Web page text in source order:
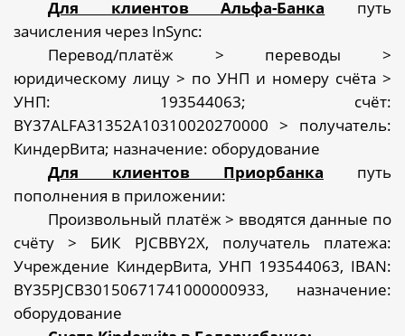
Для клиентов Альфа-Банка путь
зачисления через InSync:
Перевод/платёж > переводы >
юридическому лицу > по УНП и номеру счёта >
УНП: 193544063; счёт:
BY37ALFA31352A10310020270000 > получатель:
КиндерВита; назначение: оборудование
Для клиентов Приорбанка путь
пополнения в приложении:
Произвольный платёж > вводятся данные по
счёту > БИК PJCBBY2X, получатель платежа:
Учреждение КиндерВита, УНП 193544063, IBAN:
BY35PJCB30150671741000000933, назначение:
оборудование